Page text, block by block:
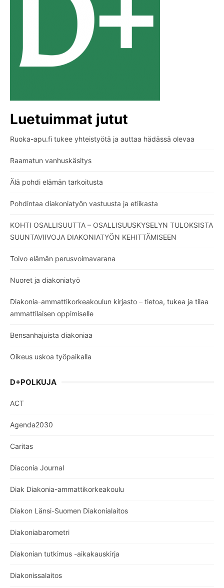
Luetuimmat jutut
Ruoka-apu.fi tukee yhteistyötä ja auttaa hädässä olevaa
Raamatun vanhuskäsitys
Älä pohdi elämän tarkoitusta
Pohdintaa diakoniatyön vastuusta ja etiikasta
KOHTI OSALLISUUTTA – OSALLISUUSKYSELYN TULOKSISTA
SUUNTAVIIVOJA DIAKONIATYÖN KEHITTÄMISEEN
Toivo elämän perusvoimavarana
Nuoret ja diakoniatyö
Diakonia-ammattikorkeakoulun kirjasto – tietoa, tukea ja tilaa
ammattilaisen oppimiselle
Bensanhajuista diakoniaa
Oikeus uskoa työpaikalla
D+POLKUJA
ACT
Agenda2030
Caritas
Diaconia Journal
Diak Diakonia-ammattikorkeakoulu
Diakon Länsi-Suomen Diakonialaitos
Diakoniabarometri
Diakonian tutkimus -aikakauskirja
Diakonissalaitos